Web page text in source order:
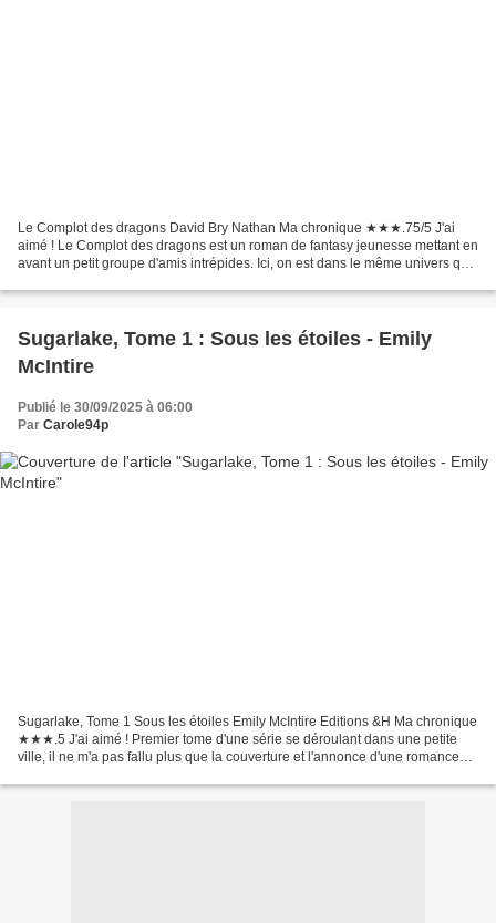
Le Complot des dragons David Bry Nathan Ma chronique ★★★.75/5 J'ai
aimé ! Le Complot des dragons est un roman de fantasy jeunesse mettant en
avant un petit groupe d'amis intrépides. Ici, on est dans le même univers que
Sugarlake, Tome 1 : Sous les étoiles - Emily
McIntire
Publié le 30/09/2025 à 06:00
Par Carole94p
Sugarlake, Tome 1 Sous les étoiles Emily McIntire Editions &H Ma chronique
★★★.5 J'ai aimé ! Premier tome d'une série se déroulant dans une petite
ville, il ne m'a pas fallu plus que la couverture et l'annonce d'une romance